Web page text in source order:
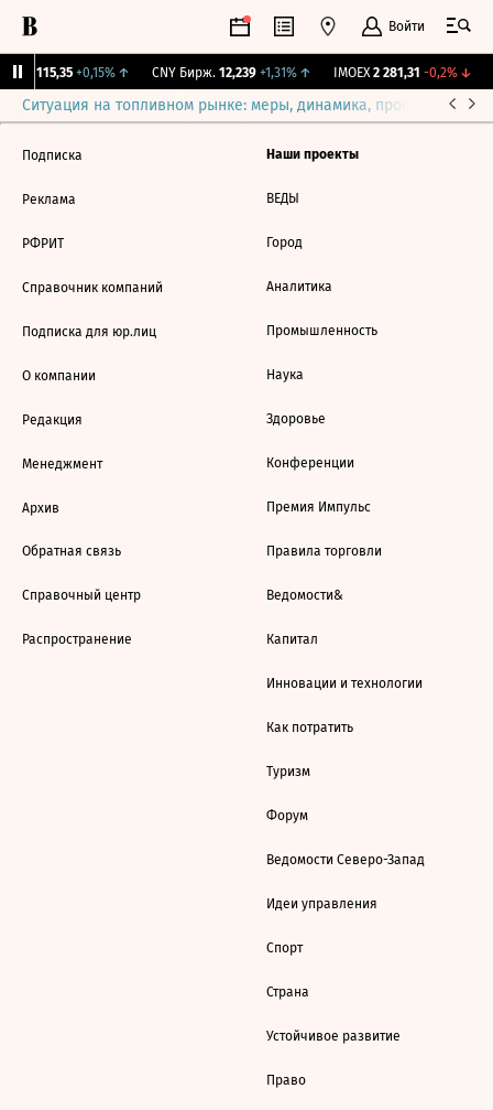
Войти
115,35 +0,15%↑ CNY Бирж. 12,239 +1,31%↑ IMOEX 2 281,31 -0,2%↓
Ситуация на топливном рынке: меры, динамика, прогнозы
Подписка
Реклама
РФРИТ
Справочник компаний
Подписка для юр.лиц
О компании
Редакция
Менеджмент
Архив
Обратная связь
Справочный центр
Распространение
Наши проекты
ВЕДЫ
Город
Аналитика
Промышленность
Наука
Здоровье
Конференции
Премия Импульс
Правила торговли
Ведомости&
Капитал
Инновации и технологии
Как потратить
Туризм
Форум
Ведомости Северо-Запад
Идеи управления
Спорт
Страна
Устойчивое развитие
Право